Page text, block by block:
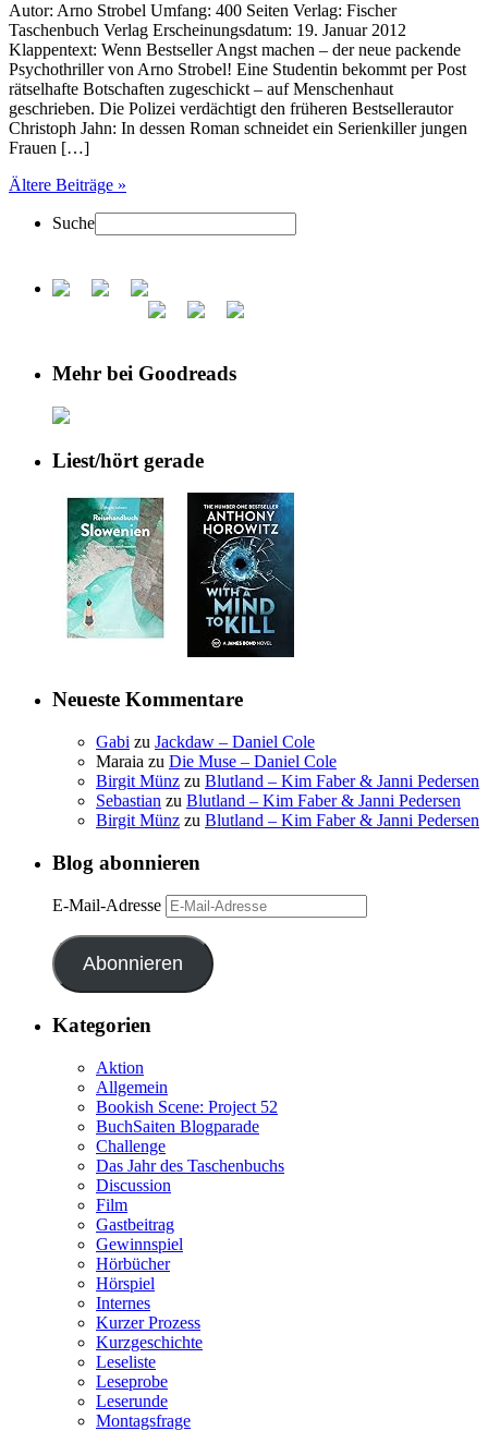
Autor: Arno Strobel Umfang: 400 Seiten Verlag: Fischer
Taschenbuch Verlag Erscheinungsdatum: 19. Januar 2012
Klappentext: Wenn Bestseller Angst machen – der neue packende
Psychothriller von Arno Strobel! Eine Studentin bekommt per Post
rätselhafte Botschaften zugeschickt – auf Menschenhaut
geschrieben. Die Polizei verdächtigt den früheren Bestsellerautor
Christoph Jahn: In dessen Roman schneidet ein Serienkiller jungen
Frauen […]
Ältere Beiträge »
Suche
Mehr bei Goodreads
Liest/hört gerade
Neueste Kommentare
Gabi zu Jackdaw – Daniel Cole
Maraia zu Die Muse – Daniel Cole
Birgit Münz zu Blutland – Kim Faber & Janni Pedersen
Sebastian zu Blutland – Kim Faber & Janni Pedersen
Birgit Münz zu Blutland – Kim Faber & Janni Pedersen
Blog abonnieren
E-Mail-Adresse
Abonnieren
Kategorien
Aktion
Allgemein
Bookish Scene: Project 52
BuchSaiten Blogparade
Challenge
Das Jahr des Taschenbuchs
Discussion
Film
Gastbeitrag
Gewinnspiel
Hörbücher
Hörspiel
Internes
Kurzer Prozess
Kurzgeschichte
Leseliste
Leseprobe
Leserunde
Montagsfrage